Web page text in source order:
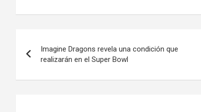
de
entradas
Imagine Dragons revela una condición que
realizarán en el Super Bowl